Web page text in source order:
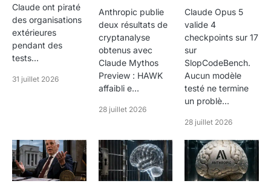
La paire évolue également de -2,02% sur cinq jours,
+1,35% sur un mois, +0,52% sur trois mois, +1,24%
sur six mois, +6,49% depuis le début de l'année et
+15,79% sur un an. Cette lecture multi-horizons aide
à savoir si la paire est dans une tendance macro
installée, dans une simple phase de correction ou
dans un régime sans direction claire.
$114.92, apporte un repère complémentaire. Elle
permet de mesurer l'amplitude historique récente de
Claude ont piraté
des organisations
extérieures
pendant des
tests...
31 juillet 2026
Anthropic publie
deux résultats de
cryptanalyse
obtenus avec
Claude Mythos
Preview : HAWK
affaibli e...
28 juillet 2026
Claude Opus 5
valide 4
checkpoints sur 17
sur
SlopCodeBench.
Aucun modèle
testé ne termine
un problè...
28 juillet 2026